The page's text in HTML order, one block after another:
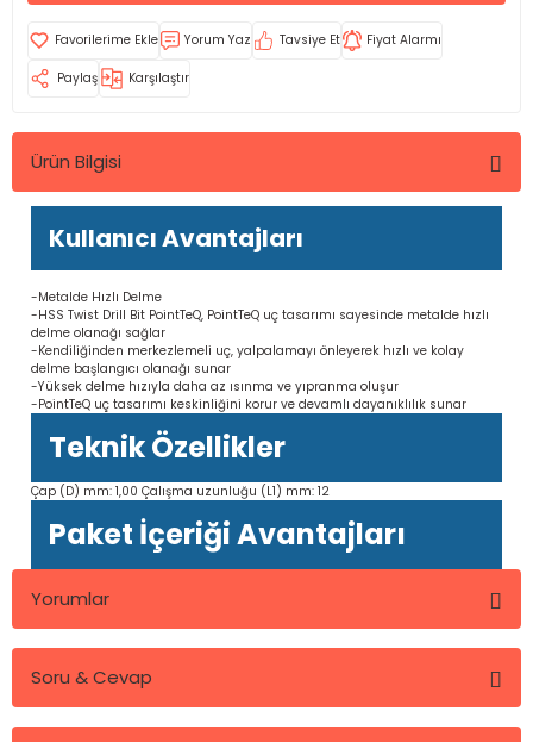
Yorum Yaz Tavsiye Et Fiyat Alarmı
Paylaş Karşılaştır
Ürün Bilgisi
Kullanıcı Avantajları
-Metalde Hızlı Delme
-HSS Twist Drill Bit PointTeQ, PointTeQ uç tasarımı sayesinde metalde hızlı
delme olanağı sağlar
-Kendiliğinden merkezlemeli uç, yalpalamayı önleyerek hızlı ve kolay
delme başlangıcı olanağı sunar
-Yüksek delme hızıyla daha az ısınma ve yıpranma oluşur
-PointTeQ uç tasarımı keskinliğini korur ve devamlı dayanıklılık sunar
Teknik Özellikler
Çap (D) mm: 1,00 Çalışma uzunluğu (L1) mm: 12
Paket İçeriği Avantajları
Yorumlar
Soru & Cevap